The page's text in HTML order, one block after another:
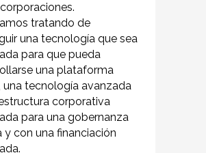
tratando de
una tecnología que sea
para que pueda
una plataforma
una tecnología avanzada
corporativa
para una gobernanza
y con una financiación